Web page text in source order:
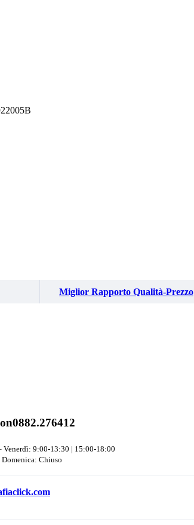
Miglior Rapporto Qualità-Prezzo
0882.276412
Venerdì: 9:00-13:30 | 15:00-18:00
Domenica: Chiuso